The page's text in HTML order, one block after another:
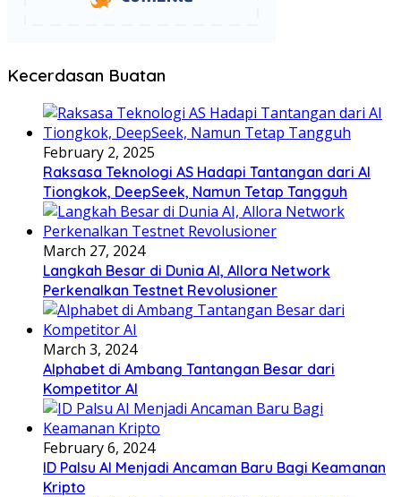
Kecerdasan Buatan
February 2, 2025
Raksasa Teknologi AS Hadapi Tantangan dari AI
Tiongkok, DeepSeek, Namun Tetap Tangguh
March 27, 2024
Langkah Besar di Dunia AI, Allora Network
Perkenalkan Testnet Revolusioner
March 3, 2024
Alphabet di Ambang Tantangan Besar dari
Kompetitor AI
February 6, 2024
ID Palsu AI Menjadi Ancaman Baru Bagi Keamanan
Kripto